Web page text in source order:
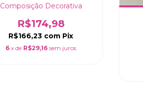
Composição Decorativa
R$174,98
R$166,23 com Pix
6 x de R$29,16 sem juros